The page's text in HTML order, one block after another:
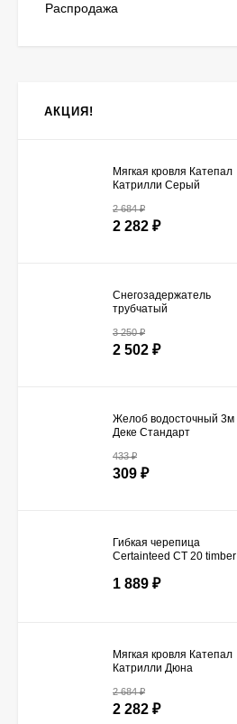
Распродажа
АКЦИЯ!
Мягкая кровля Катепал
Катрилли Серый
2 684₽
2 282 ₽
Снегозадержатель
трубчатый
LumiEste Original 3 м
45х25
3 250₽
2 502 ₽
Желоб водосточный 3м
Деке Стандарт
433₽
309 ₽
Гибкая черепица
Certainteed СТ 20 timber
1 889 ₽
Мягкая кровля Катепал
Катрилли Дюна
2 684₽
2 282 ₽